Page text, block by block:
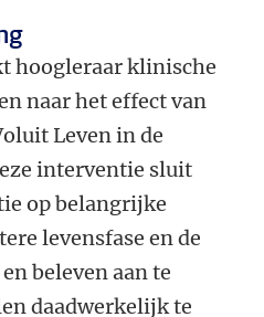
hoogleraar klinische
naar het effect van
Leven in de
interventie sluit
op belangrijke
levensfase en de
beleven aan te
daadwerkelijk te